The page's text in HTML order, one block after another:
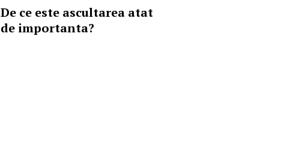
De ce este ascultarea atat
de importanta?